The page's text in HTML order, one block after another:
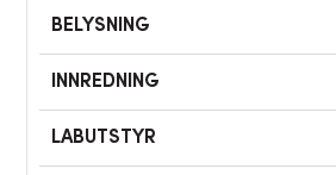
BELYSNING
INNREDNING
LABUTSTYR